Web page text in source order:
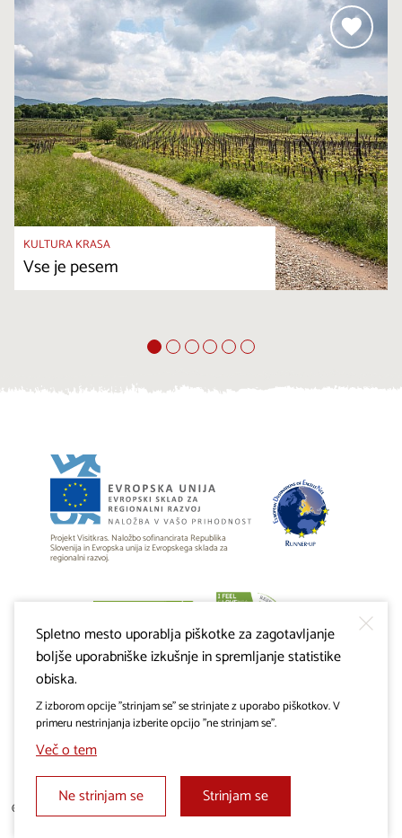
KULTURA KRASA
Vse je pesem
Projekt Visitkras. Naložbo sofinancirata Republika
Slovenija in Evropska unija iz Evropskega sklada za
regionalni razvoj.
© 2019 - 2026 visitkras.info. Vse pravice pridržane.
Spletno mesto uporablja piškotke za zagotavljanje
boljše uporabniške izkušnje in spremljanje statistike
obiska.
Z izborom opcije "strinjam se" se strinjate z uporabo piškotkov. V
primeru nestrinjanja izberite opcijo "ne strinjam se".
Več o tem
Ne strinjam se
Strinjam se